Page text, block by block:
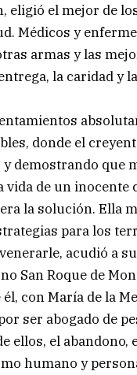
eligió el mejor de
Médicos y
armas y las
la caridad y
donde el
y demostrando que
de un inocente
la solución. Ella
para los
acudió a
San Roque de
con María de la
ser abogado de
ellos, el abandono,
humano y